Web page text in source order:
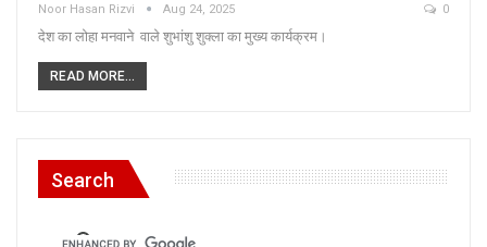
Noor Hasan Rizvi Aug 24, 2025 0
देश का लोहा मनवाने वाले शुभांशु शुक्ला का मुख्य कार्यक्रम।
READ MORE...
Search